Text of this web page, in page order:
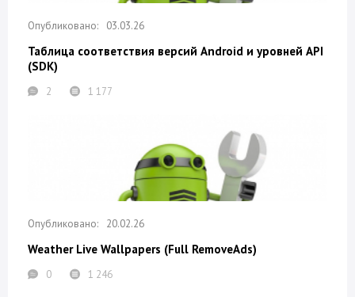
03.03.26
Таблица соответствия версий Android и уровней API
(SDK)
2 1 177
20.02.26
Weather Live Wallpapers (Full RemoveAds)
0 1 246